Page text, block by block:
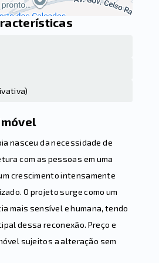
)
nasceu da necessidade de
com as pessoas em uma
crescimento intensamente
O projeto surge como um
mais sensível e humana, tendo
dessa reconexão. Preço e
sujeitos a alteração sem